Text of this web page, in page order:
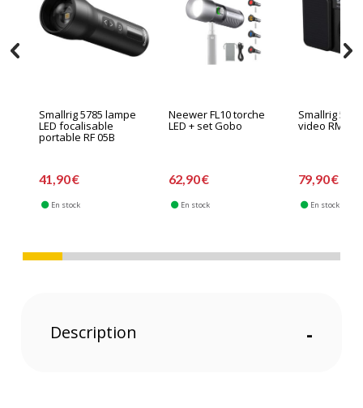
Smallrig 5785 lampe
LED focalisable
portable RF 05B
41,90 €
En stock
Neewer FL10 torche
LED + set Gobo
62,90 €
En stock
Smallrig
video RM 40C
79,90 €
En stock
Description -